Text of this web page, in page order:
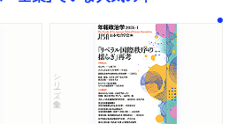
シリーズ・全集